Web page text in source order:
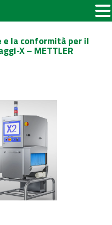
e la conformità per il
X – METTLER